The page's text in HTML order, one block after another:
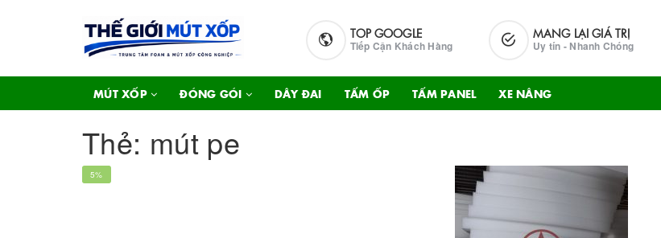
TOP GOOGLE
Tiếp Cận Khách Hàng
MANG LẠI GIÁ TRỊ
Uy tín - Nhanh Chóng
MÚT XỐP ĐÓNG GÓI DÂY ĐAI TẤM ỐP TẤM PANEL XE NÂNG
Thẻ: mút pe
5%